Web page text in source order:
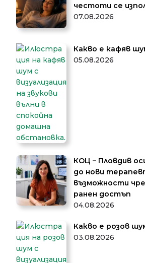
честоти се
07.08.2026
Какво е кафяв
05.08.2026
КОЦ – Пловдив
до нови
възможности
ранен достъп
04.08.2026
Какво е розов
03.08.2026